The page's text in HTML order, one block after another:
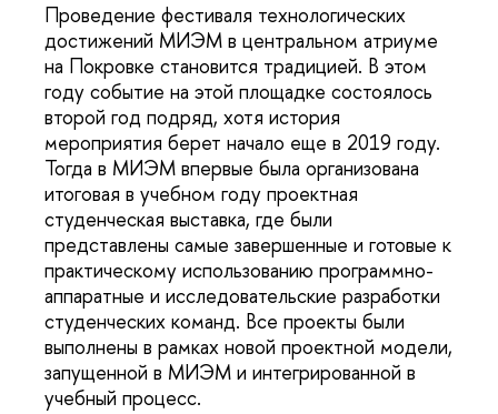
Проведение фестиваля технологических
достижений МИЭМ в центральном атриуме
на Покровке становится традицией. В этом
году событие на этой площадке состоялось
второй год подряд, хотя история
мероприятия берет начало еще в 2019 году.
Тогда в МИЭМ впервые была организована
итоговая в учебном году проектная
студенческая выставка, где были
представлены самые завершенные и готовые к
практическому использованию программно-
аппаратные и исследовательские разработки
студенческих команд. Все проекты были
выполнены в рамках новой проектной модели,
запущенной в МИЭМ и интегрированной в
учебный процесс.